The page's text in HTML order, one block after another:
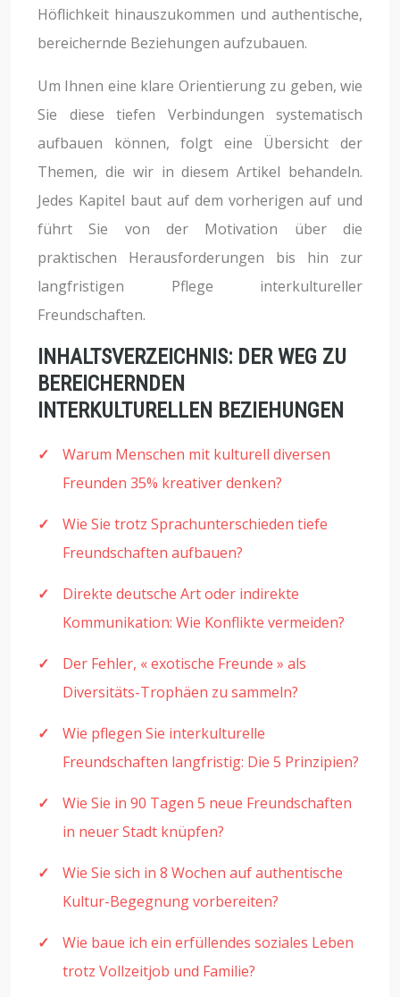
Höflichkeit hinauszukommen und authentische,
bereichernde Beziehungen aufzubauen.
Um Ihnen eine klare Orientierung zu geben, wie
Sie diese tiefen Verbindungen systematisch
aufbauen können, folgt eine Übersicht der
Themen, die wir in diesem Artikel behandeln.
Jedes Kapitel baut auf dem vorherigen auf und
führt Sie von der Motivation über die
praktischen Herausforderungen bis hin zur
langfristigen Pflege interkultureller
Freundschaften.
INHALTSVERZEICHNIS: DER WEG ZU
BEREICHERNDEN
INTERKULTURELLEN BEZIEHUNGEN
Warum Menschen mit kulturell diversen
Freunden 35% kreativer denken?
Wie Sie trotz Sprachunterschieden tiefe
Freundschaften aufbauen?
Direkte deutsche Art oder indirekte
Kommunikation: Wie Konflikte vermeiden?
Der Fehler, « exotische Freunde » als
Diversitäts-Trophäen zu sammeln?
Wie pflegen Sie interkulturelle
Freundschaften langfristig: Die 5 Prinzipien?
Wie Sie in 90 Tagen 5 neue Freundschaften
in neuer Stadt knüpfen?
Wie Sie sich in 8 Wochen auf authentische
Kultur-Begegnung vorbereiten?
Wie baue ich ein erfüllendes soziales Leben
trotz Vollzeitjob und Familie?